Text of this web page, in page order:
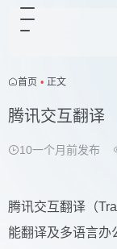
首页 • 正文
腾讯交互翻译
10一个月前发布
腾讯交互翻译（
能翻译及多语言办